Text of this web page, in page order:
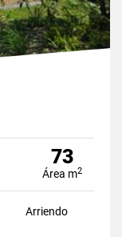
73
Área m2
Arriendo